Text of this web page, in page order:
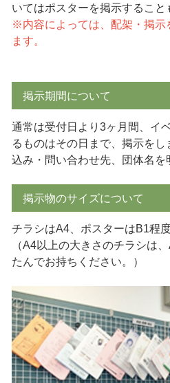
いてはポスターを掲示すること
※内容によっては、配架・掲示
ます。
掲示期間について
通常は受付日より3ヶ月間、イ
るものはその日まで、掲示を
込み・問い合わせ先、団体名を
掲示物のサイズについて
チラシはA4、ポスターはB1程
（A4以上の大きさのチラシは
たんでお持ちください。）